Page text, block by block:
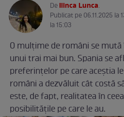
DeIlinca Lunca.
Publicat pe 06.11.2025 la
la 15:03
O mulțime de români se
unui trai mai bun. Spania se
preferințelor pe care aceștia
români a dezvăluit cât costă
este, de fapt, realitatea în
posibilitățile pe care le au.